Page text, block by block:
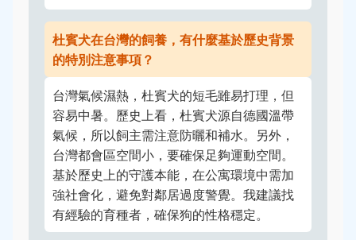
杜賓犬在台灣的飼養，有什麼基於歷史背景
的特別注意事項？
台灣氣候濕熱，杜賓犬的短毛雖易打理，但
容易中暑。歷史上看，杜賓犬源自德國溫帶
氣候，所以飼主需注意防曬和補水。另外，
台灣都會區空間小，要確保足夠運動空間。
基於歷史上的守護本能，在公寓環境中需加
強社會化，避免對鄰居過度警覺。我建議找
有經驗的育種者，確保狗的性格穩定。